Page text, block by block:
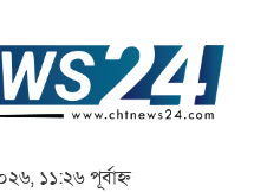
১১:২৬ পূর্বাহ্ন